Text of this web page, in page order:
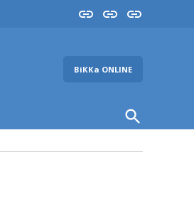
InstaYouTube
FB
ВіККа ONLINE
Open
Search